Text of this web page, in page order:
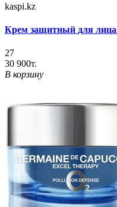
kaspi.kz
Крем защитный для
27
30 900т.
В корзину